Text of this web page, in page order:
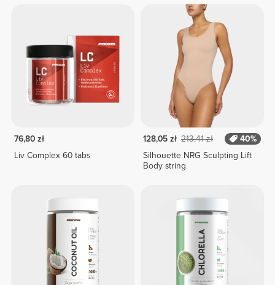
76,80 zł
Liv Complex 60 tabs
128,05 zł 213,41 zł
40%
Silhouette NRG Sculpting Lift
Body string